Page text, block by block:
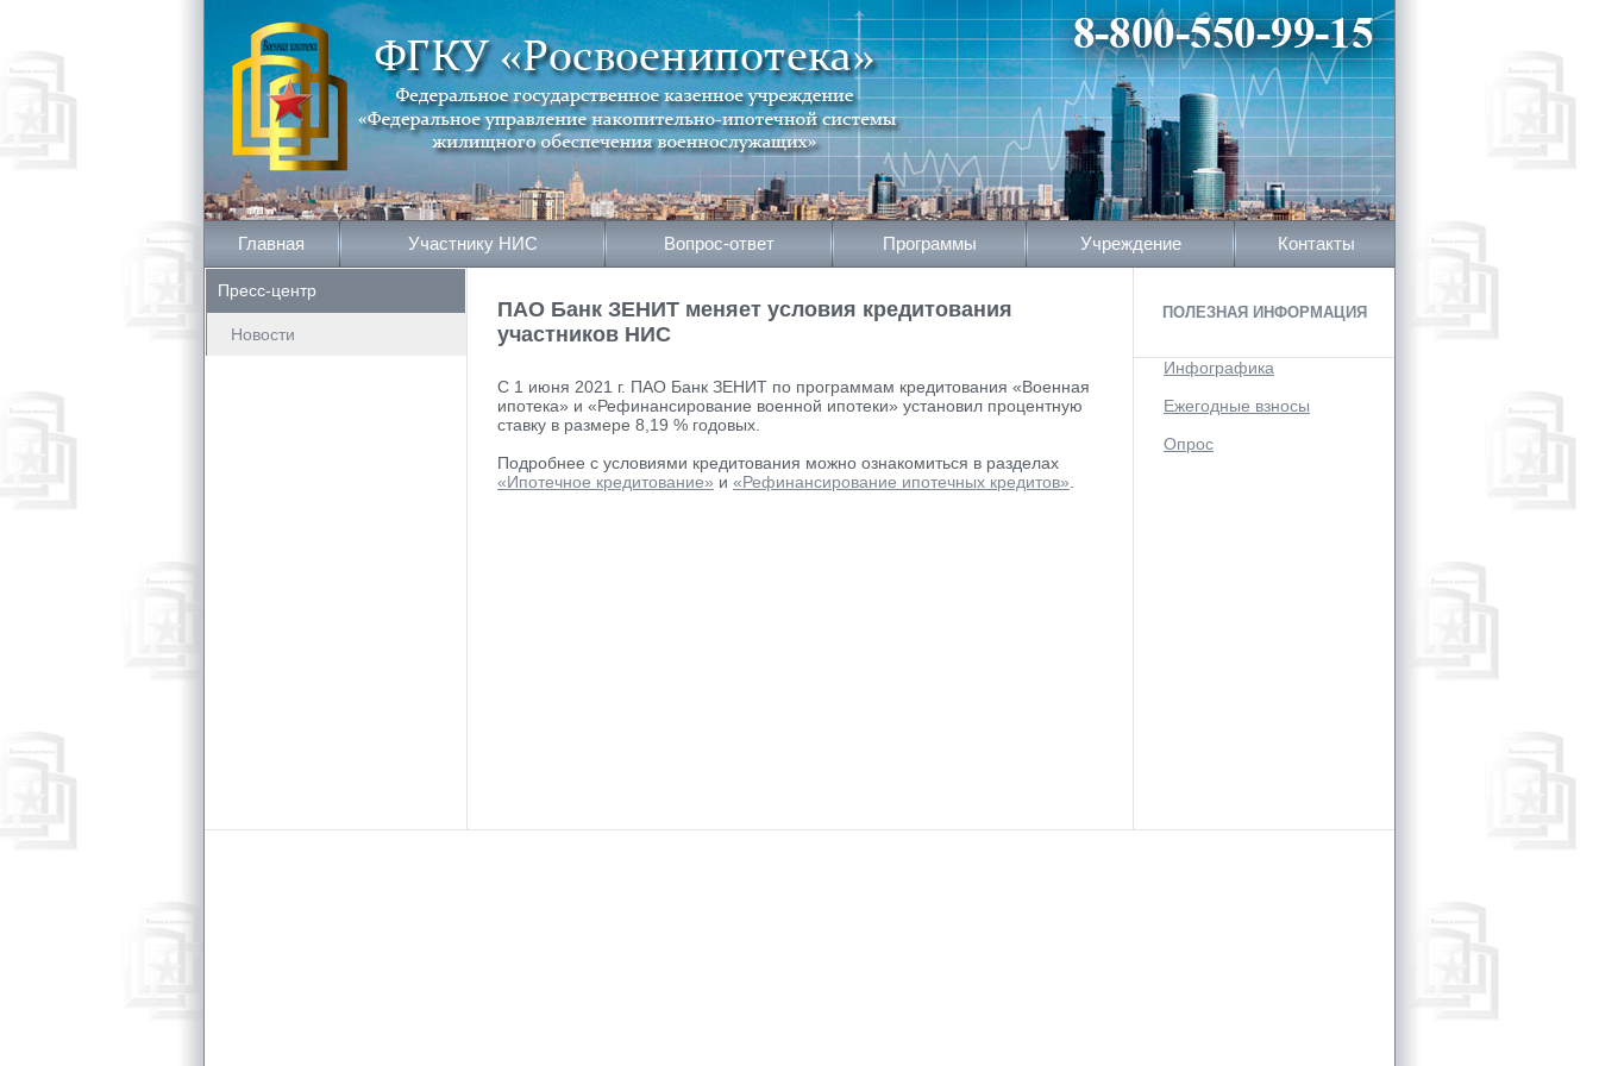
Главная Участнику НИС Вопрос-ответ Программы Учреждение Контакты
Пресс-центр
Новости
ПАО Банк ЗЕНИТ меняет условия кредитования
участников НИС
С 1 июня 2021 г. ПАО Банк ЗЕНИТ по программам кредитования «Военная
ипотека» и «Рефинансирование военной ипотеки» установил процентную
ставку в размере 8,19 % годовых.
Подробнее с условиями кредитования можно ознакомиться в разделах
«Ипотечное кредитование» и «Рефинансирование ипотечных кредитов»
ПОЛЕЗНАЯ ИНФОРМАЦИЯ
Инфографика
Ежегодные взносы
Опрос